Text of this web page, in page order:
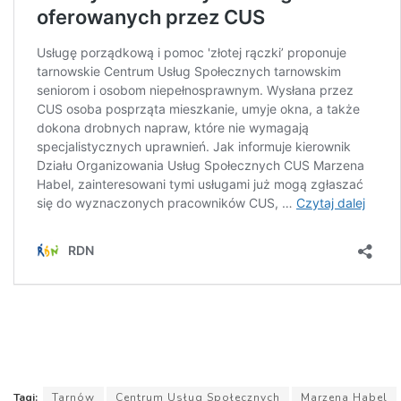
Tagi: Tarnów Centrum Usług Społecznych Marzena Habel